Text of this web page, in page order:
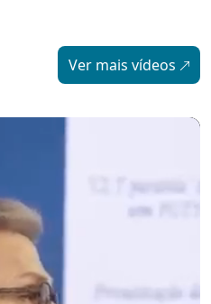
Ver mais vídeos